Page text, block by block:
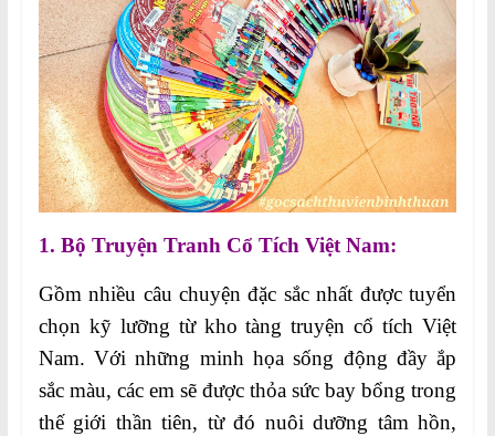
1. Bộ Truyện Tranh Cổ Tích Việt Nam:
Gồm nhiều câu chuyện đặc sắc nhất được tuyển
chọn kỹ lưỡng từ kho tàng truyện cổ tích Việt
Nam. Với những minh họa sống động đầy ắp
sắc màu, các em sẽ được thỏa sức bay bổng trong
thế giới thần tiên, từ đó nuôi dưỡng tâm hồn,